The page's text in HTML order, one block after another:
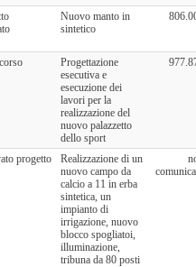
Nuovo manto in
sintetico
Progettazione
esecutiva e
esecuzione dei
lavori per la
realizzazione del
nuovo palazzetto
dello sport
progetto
Realizzazione di un
nuovo campo da
calcio a 11 in erba
sintetica, un
impianto di
irrigazione, nuovo
blocco spogliatoi,
illuminazione,
tribuna da 80 posti